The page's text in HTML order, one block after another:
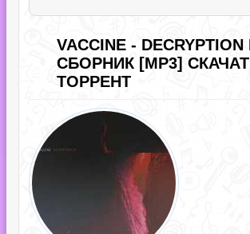
VACCINE - DECRYPTION
СБОРНИК [MP3]
ТОРРЕНТ